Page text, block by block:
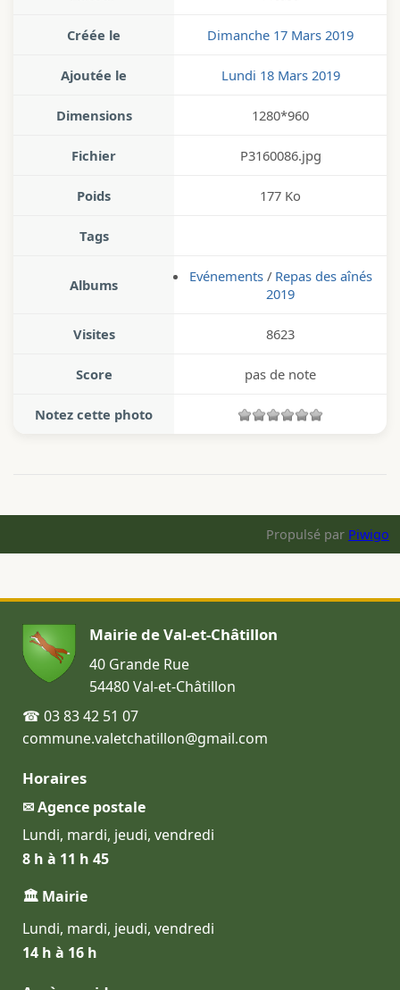
Créée le Dimanche 17 Mars 2019
Ajoutée le Lundi 18 Mars 2019
Dimensions 1280*960
Fichier P3160086.jpg
Poids 177 Ko
Tags
Albums Evénements/ Repas des aînés
2019
Visites 8623
Score pas de note
Notez cette photo
Propulsé par Piwigo
Mairie de Val-et-Châtillon
40 Grande Rue
54480 Val-et-Châtillon
☎ 03 83 42 51 07
commune.valetchatillon@gmail.com
Horaires
✉ Agence postale
Lundi, mardi, jeudi, vendredi
8 h à 11 h 45
🏛 Mairie
Lundi, mardi, jeudi, vendredi
14 h à 16 h